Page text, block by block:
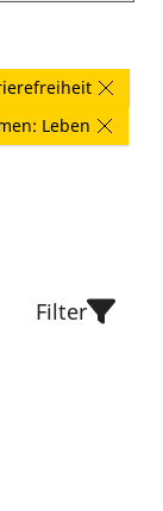
Leben
Filter